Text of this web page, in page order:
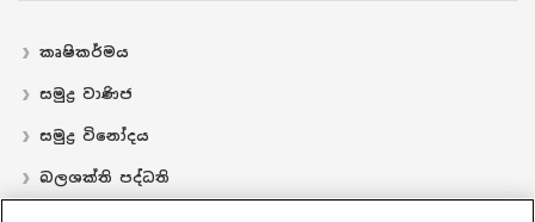
කෘෂිකර්මය
සමුද්‍ර වාණිජ
සමුද්‍ර විනෝදය
බලශක්ති පද්ධති